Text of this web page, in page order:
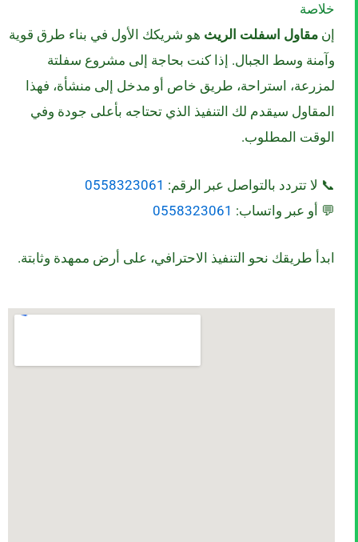
خلاصة
إن مقاول اسفلت الريث هو شريكك الأول في بناء طرق قوية
وآمنة وسط الجبال. إذا كنت بحاجة إلى مشروع سفلتة
لمزرعة، استراحة، طريق خاص أو مدخل إلى منشأة، فهذا
المقاول سيقدم لك التنفيذ الذي تحتاجه بأعلى جودة وفي
الوقت المطلوب.
📞 لا تتردد بالتواصل عبر الرقم: 0558323061
💬 أو عبر واتساب: 0558323061
ابدأ طريقك نحو التنفيذ الاحترافي، على أرض ممهدة وثابتة.